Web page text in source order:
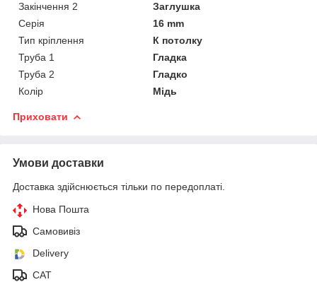
Закінчення 2
Заглушка
Серія
16 mm
Тип кріплення
К потолку
Труба 1
Гладка
Труба 2
Гладко
Колір
Мідь
Приховати
Умови доставки
Доставка здійснюється тільки по передоплаті.
Нова Пошта
Самовивіз
Delivery
САТ